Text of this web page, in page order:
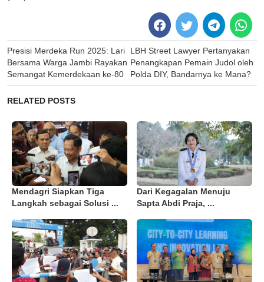
Post
navigation
Presisi Merdeka Run 2025: Lari
Bersama Warga Jambi Rayakan
Semangat Kemerdekaan ke-80
LBH Street Lawyer Pertanyakan
Penangkapan Pemain Judol oleh
Polda DIY, Bandarnya ke Mana?
RELATED POSTS
Mendagri Siapkan Tiga
Langkah sebagai Solusi ...
Dari Kegagalan Menuju
Sapta Abdi Praja, ...